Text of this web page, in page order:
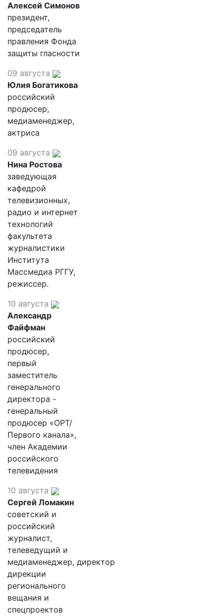
Алексей Симонов
президент,
председатель
правления Фонда
защиты гласности
09 августа
Юлия Богатикова
российский
продюсер,
медиаменеджер,
актриса
09 августа
Нина Ростова
заведующая
кафедрой
телевизионных,
радио и интернет
технологий
факультета
журналистики
Института
Массмедиа РГГУ,
режиссер.
10 августа
Александр
Файфман
российский
продюсер,
первый
заместитель
генерального
директора -
генеральный
продюсер «ОРТ/
Первого канала»,
член Академии
российского
телевидения
10 августа
Сергей Ломакин
советский и
российский
журналист,
телеведущий и
медиаменеджер, директор
дирекции
регионального
вещания и
спецпроектов